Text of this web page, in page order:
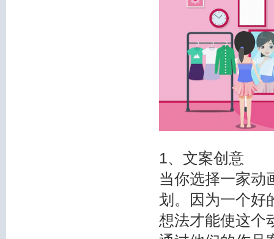
1、文案创意
当你选择一家动
划。因为一个好
想法才能使这个